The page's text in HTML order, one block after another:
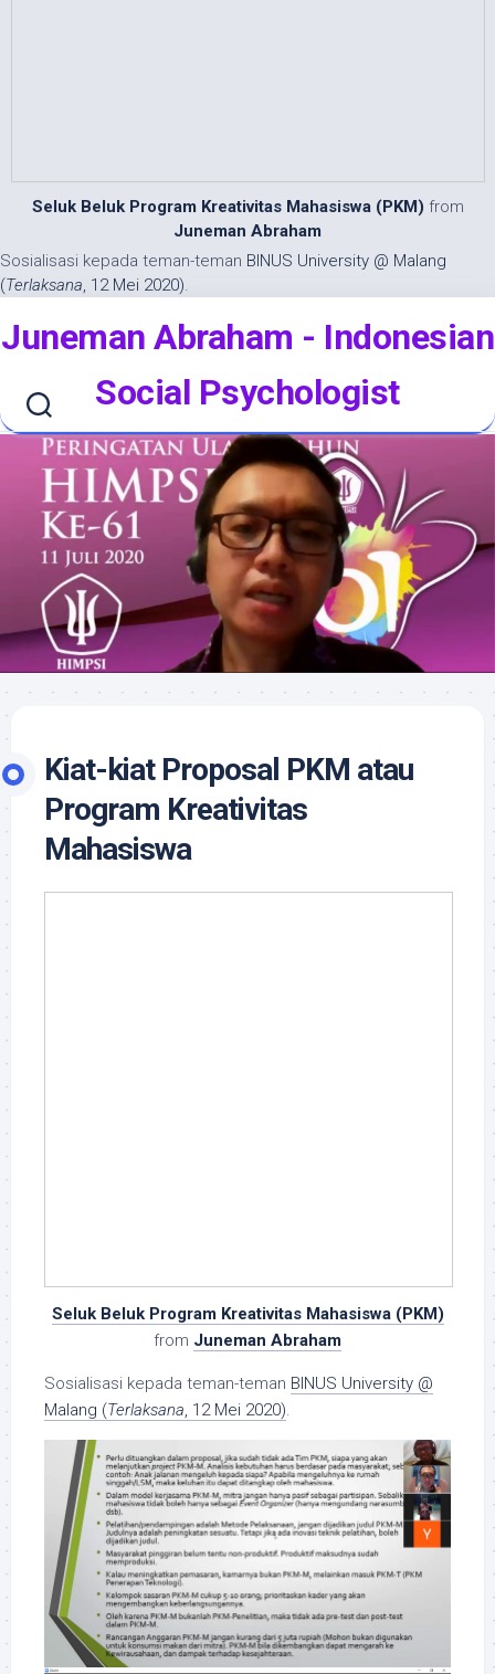
Seluk Beluk Program Kreativitas Mahasiswa (PKM) from
Juneman Abraham
Sosialisasi kepada teman-teman BINUS University @ Malang
(Terlaksana, 12 Mei 2020).
Juneman Abraham - Indonesian
Social Psychologist
Kiat-kiat Proposal PKM atau
Program Kreativitas
Mahasiswa
Seluk Beluk Program Kreativitas Mahasiswa (PKM)
from Juneman Abraham
Sosialisasi kepada teman-teman BINUS University @
Malang (Terlaksana, 12 Mei 2020).